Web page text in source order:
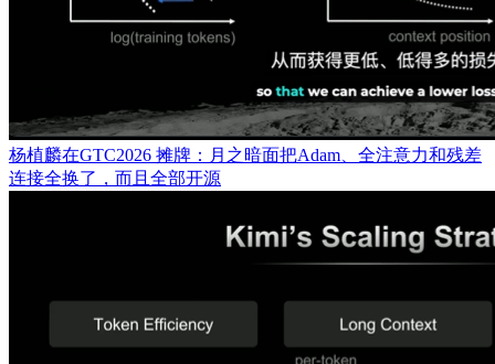
杨植麟在GTC2026 摊牌：月之暗面把Adam、全注意力和残差
连接全换了，而且全部开源